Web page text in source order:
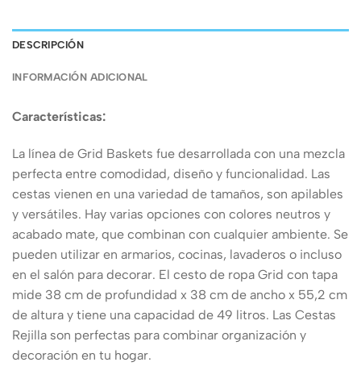
DESCRIPCIÓN
INFORMACIÓN ADICIONAL
Características:
La línea de Grid Baskets fue desarrollada con una mezcla
perfecta entre comodidad, diseño y funcionalidad. Las
cestas vienen en una variedad de tamaños, son apilables
y versátiles. Hay varias opciones con colores neutros y
acabado mate, que combinan con cualquier ambiente. Se
pueden utilizar en armarios, cocinas, lavaderos o incluso
en el salón para decorar. El cesto de ropa Grid con tapa
mide 38 cm de profundidad x 38 cm de ancho x 55,2 cm
de altura y tiene una capacidad de 49 litros. Las Cestas
Rejilla son perfectas para combinar organización y
decoración en tu hogar.